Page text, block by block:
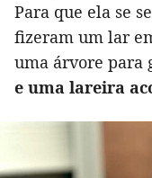
Para que ela se
fizeram um lar
uma árvore para
e uma lareira